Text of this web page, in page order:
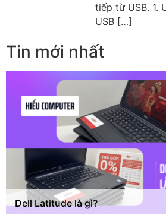
tiếp từ USB. 1.
USB […]
Tin mới nhất
Dell Latitude là gì?